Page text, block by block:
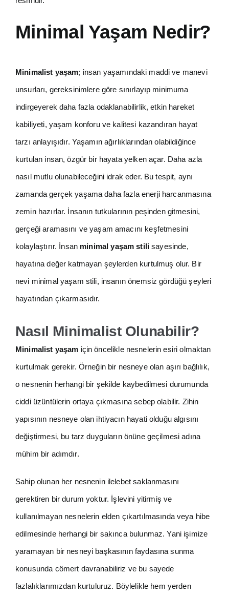
Minimal Yaşam Nedir?
Minimalist yaşam; insan yaşamındaki maddi ve manevi
unsurları, gereksinimlere göre sınırlayıp minimuma
indirgeyerek daha fazla odaklanabilirlik, etkin hareket
kabiliyeti, yaşam konforu ve kalitesi kazandıran hayat
tarzı anlayışıdır. Yaşamın ağırlıklarından olabildiğince
kurtulan insan, özgür bir hayata yelken açar. Daha azla
nasıl mutlu olunabileceğini idrak eder. Bu tespit, aynı
zamanda gerçek yaşama daha fazla enerji harcanmasına
zemin hazırlar. İnsanın tutkularının peşinden gitmesini,
gerçeği aramasını ve yaşam amacını keşfetmesini
kolaylaştırır. İnsan minimal yaşam stili sayesinde,
hayatına değer katmayan şeylerden kurtulmuş olur. Bir
nevi minimal yaşam stili, insanın önemsiz gördüğü şeyleri
hayatından çıkarmasıdır.
Nasıl Minimalist Olunabilir?
Minimalist yaşam için öncelikle nesnelerin esiri olmaktan
kurtulmak gerekir. Örneğin bir nesneye olan aşırı bağlılık,
o nesnenin herhangi bir şekilde kaybedilmesi durumunda
ciddi üzüntülerin ortaya çıkmasına sebep olabilir. Zihin
yapısının nesneye olan ihtiyacın hayati olduğu algısını
değiştirmesi, bu tarz duyguların önüne geçilmesi adına
mühim bir adımdır.
Sahip olunan her nesnenin ilelebet saklanmasını
gerektiren bir durum yoktur. İşlevini yitirmiş ve
kullanılmayan nesnelerin elden çıkartılmasında veya hibe
edilmesinde herhangi bir sakınca bulunmaz. Yani işimize
yaramayan bir nesneyi başkasının faydasına sunma
konusunda cömert davranabiliriz ve bu sayede
fazlalıklarımızdan kurtuluruz. Böylelikle hem yerden